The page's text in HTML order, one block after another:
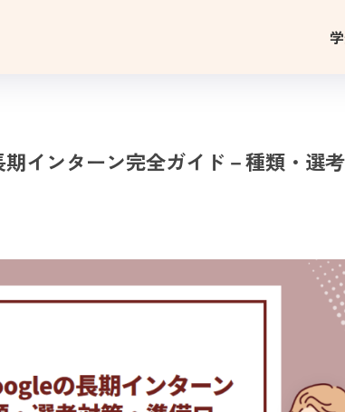
期インターン完全ガイド－種類・選